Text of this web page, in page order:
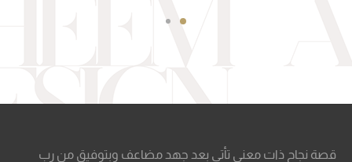
قصة نجاح ذات معنى تأتي بعد جهد مضاعف وبتوفيق من رب